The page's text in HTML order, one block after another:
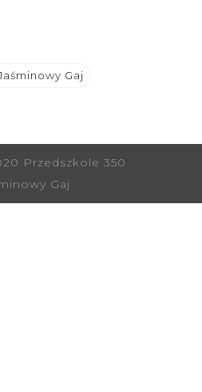
Gaj
Przedszkole 350
Gaj